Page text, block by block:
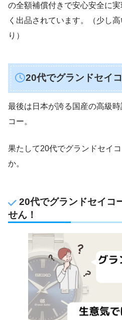
の全額補償付きで安心安全に
く出品されています。（少し
り）
20代でグランドセイ
最後は日本が誇る国産の高級
コー。
果たして20代でグランドセイ
か。
20代でグランドセイコ
せん！